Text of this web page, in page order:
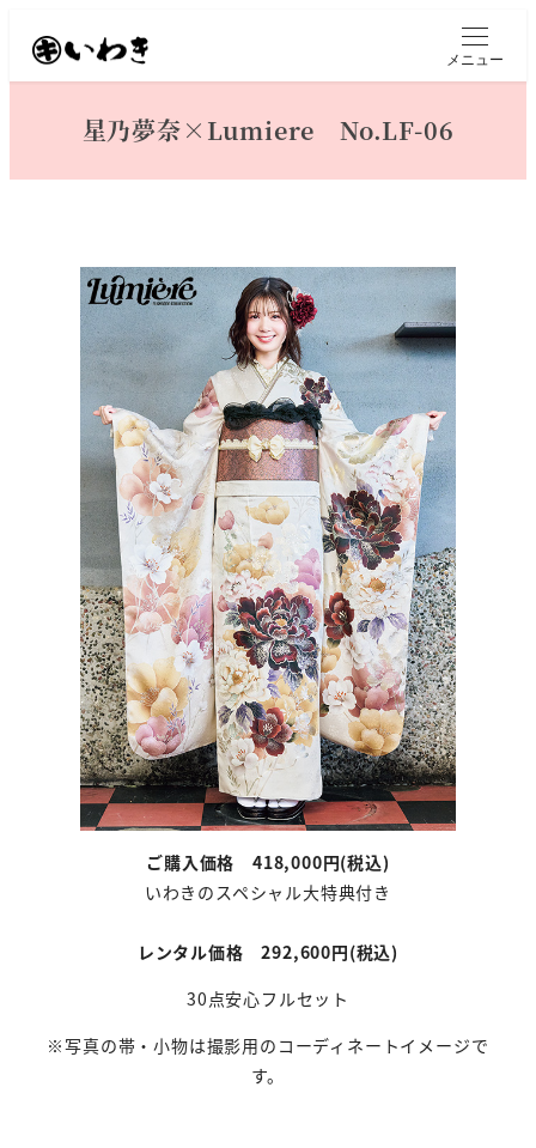
ン
メニュー
星乃夢奈×Lumiere No.LF-06
ご購入価格 418,000円(税込)
いわきのスペシャル大特典付き
レンタル価格 292,600円(税込)
30点安心フルセット
※写真の帯・小物は撮影用のコーディネートイメージで
す。